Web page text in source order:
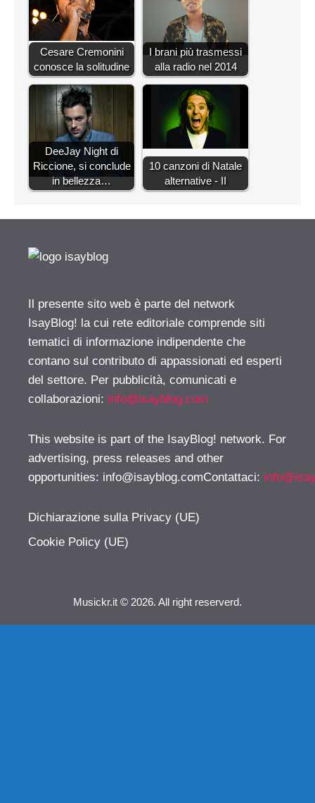
Cesare Cremonini
conosce la solitudine
I brani più trasmessi
alla radio nel 2014
DeeJay Night di
Riccione, si conclude
in bellezza…
10 canzoni di Natale
alternative - II
Il presente sito web è parte del network
IsayBlog! la cui rete editoriale comprende siti
tematici di informazione indipendente che
contano sul contributo di appassionati ed esperti
del settore. Per pubblicità, comunicati e
collaborazioni: info@isayblog.com
This website is part of the IsayBlog! network. For
advertising, press releases and other
opportunities: info@isayblog.comContattaci:
Dichiarazione sulla Privacy (UE)
Cookie Policy (UE)
Musickr.it © 2026. All right reserverd.